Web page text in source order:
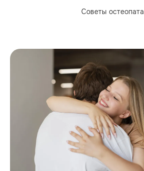
Советы остеопата